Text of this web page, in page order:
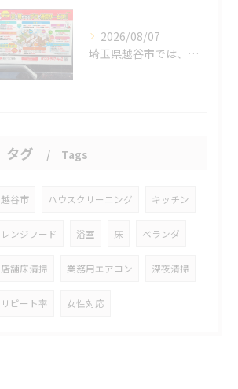
2026/08/07
埼玉県越谷市では、働きながら子育てをする家庭が増える中、ハウ...
タグ Tags
越谷市 ハウスクリーニング キッチン
レンジフード 浴室 床 ベランダ
店舗床清掃 業務用エアコン 深夜清掃
リピート率 女性対応